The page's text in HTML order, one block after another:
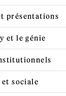
présentations
et le génie
sociale